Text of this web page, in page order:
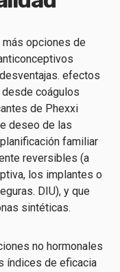
opciones de
efectos
desde coágulos
de Phexxi
deseo de las
familiar
reversibles (a
los implantes o
DIU), y que
sintéticas.
no hormonales
índices de eficacia